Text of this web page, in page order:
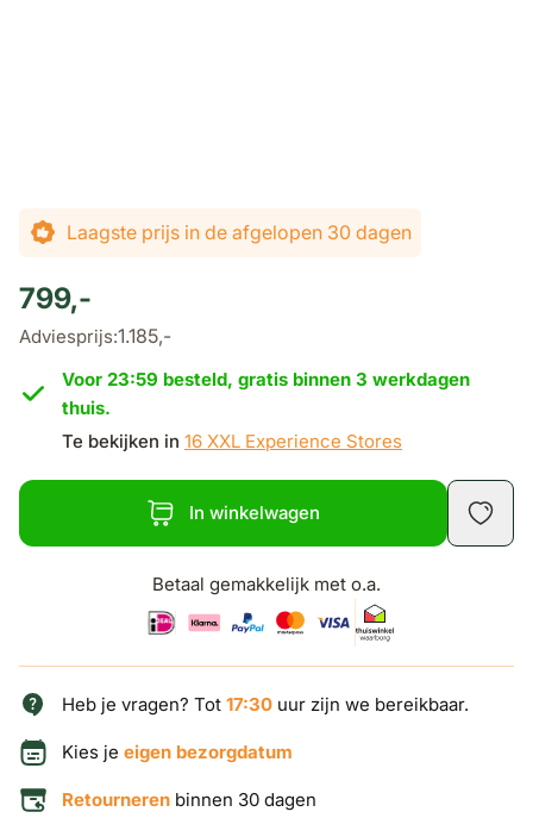
De prijs is afhankelijk van de gekozen opties
Laagste prijs in de afgelopen 30 dagen
799,-
Adviesprijs:1.185,-
Voor 23:59 besteld, gratis binnen 3 werkdagen
thuis.
Te bekijken in 16 XXL Experience Stores
In winkelwagen
Betaal gemakkelijk met o.a.
Heb je vragen? Tot 17:30 uur zijn we bereikbaar.
Kies je eigen bezorgdatum
Retourneren binnen 30 dagen